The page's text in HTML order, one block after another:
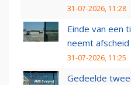
31-07-2026, 11:28
Einde van een
neemt
31-07-2026, 11:25
Gedeelde